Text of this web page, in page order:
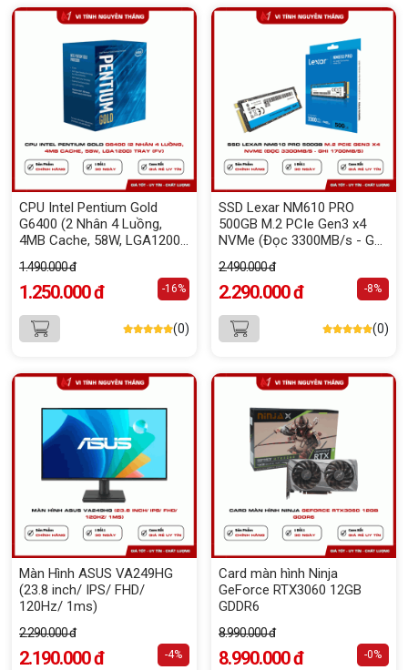
CPU Intel Pentium Gold
G6400 (2 Nhân 4 Luồng,
4MB Cache, 58W, LGA1200)
1.490.000 đ
1.250.000 đ -16%
(0)
SSD Lexar NM610 PRO
500GB M.2 PCIe Gen3 x4
NVMe (Đọc 3300MB/s - Ghi
2.490.000 đ
2.290.000 đ -8%
(0)
Màn Hình ASUS VA249HG
(23.8 inch/ IPS/ FHD/
120Hz/ 1ms)
2.290.000 đ
2.190.000 đ -4%
Card màn hình Ninja
GeForce RTX3060 12GB
GDDR6
8.990.000 đ
8.990.000 đ -0%